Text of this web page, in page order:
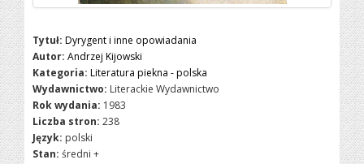
Tytuł: Dyrygent i inne opowiadania
Autor: Andrzej Kijowski
Kategoria: Literatura piekna - polska
Wydawnictwo: Literackie Wydawnictwo
Rok wydania: 1983
Liczba stron: 238
Język: polski
Stan: średni +